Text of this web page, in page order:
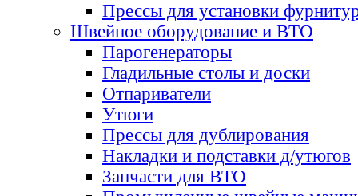
Прессы для установки
Швейное оборудование и ВТО
Парогенераторы
Гладильные столы и доски
Отпариватели
Утюги
Прессы для дублирования
Накладки и подставки д/утюгов
Запчасти для ВТО